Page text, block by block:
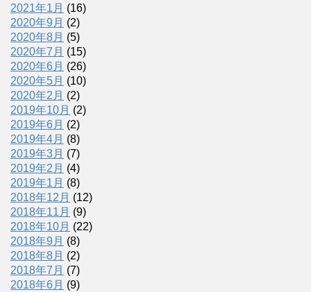
2021年1月 (16)
2020年9月 (2)
2020年8月 (5)
2020年7月 (15)
2020年6月 (26)
2020年5月 (10)
2020年2月 (2)
2019年10月 (2)
2019年6月 (2)
2019年4月 (8)
2019年3月 (7)
2019年2月 (4)
2019年1月 (8)
2018年12月 (12)
2018年11月 (9)
2018年10月 (22)
2018年9月 (8)
2018年8月 (2)
2018年7月 (7)
2018年6月 (9)